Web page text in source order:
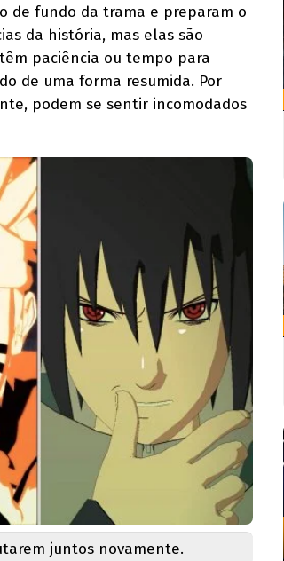
de fundo da trama e preparam o
da história, mas elas são
paciência ou tempo para
de uma forma resumida. Por
podem se sentir incomodados
juntos novamente.